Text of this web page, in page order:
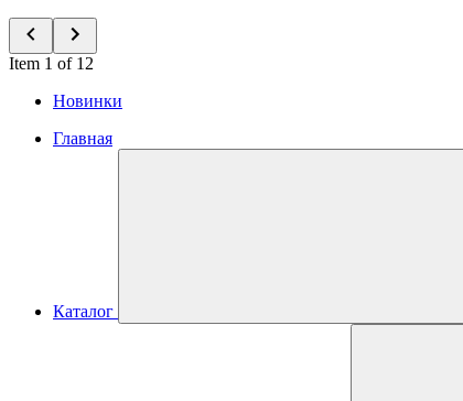
Item 1 of 12
Новинки
Главная
Каталог